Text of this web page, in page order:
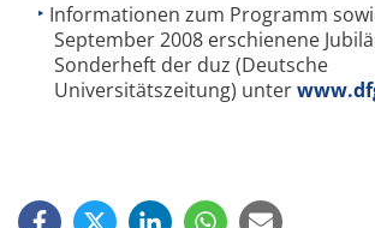
Informationen zum Programm
September 2008 erschienene
Sonderheft der duz (Deutsche
Universitätszeitung) unter